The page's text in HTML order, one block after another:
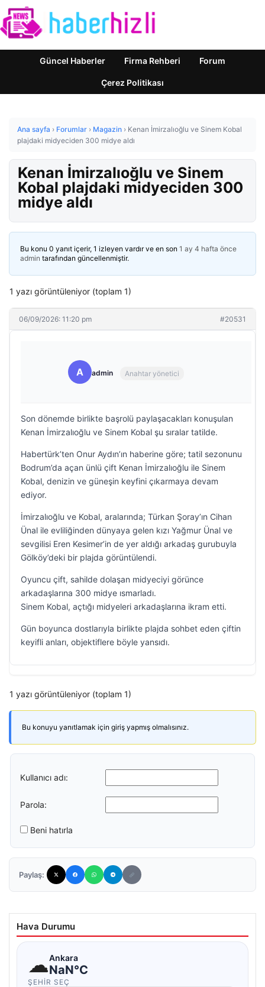
Güncel Haberler Firma Rehberi Forum
Çerez Politikası
Ana sayfa › Forumlar › Magazin › Kenan İmirzalıoğlu ve Sinem Kobal
plajdaki midyeciden 300 midye aldı
Kenan İmirzalıoğlu ve Sinem
Kobal plajdaki midyeciden 300
midye aldı
Bu konu 0 yanıt içerir, 1 izleyen vardır ve en son 1 ay 4 hafta önce
admin tarafından güncellenmiştir.
1 yazı görüntüleniyor (toplam 1)
06/09/2026: 11:20 pm #20531
A admin Anahtar yönetici
Son dönemde birlikte başrolü paylaşacakları konuşulan
Kenan İmirzalıoğlu ve Sinem Kobal şu sıralar tatilde.
Habertürk’ten Onur Aydın’ın haberine göre; tatil sezonunu
Bodrum’da açan ünlü çift Kenan İmirzalıoğlu ile Sinem
Kobal, denizin ve güneşin keyfini çıkarmaya devam
ediyor.
İmirzalıoğlu ve Kobal, aralarında; Türkan Şoray’ın Cihan
Ünal ile evliliğinden dünyaya gelen kızı Yağmur Ünal ve
sevgilisi Eren Kesimer’in de yer aldığı arkadaş gurubuyla
Gölköy’deki bir plajda görüntülendi.
Oyuncu çift, sahilde dolaşan midyeciyi görünce
arkadaşlarına 300 midye ısmarladı.
Sinem Kobal, açtığı midyeleri arkadaşlarına ikram etti.
Gün boyunca dostlarıyla birlikte plajda sohbet eden çiftin
keyifli anları, objektiflere böyle yansıdı.
1 yazı görüntüleniyor (toplam 1)
Bu konuyu yanıtlamak için giriş yapmış olmalısınız.
Kullanıcı adı:
Parola:
Beni hatırla
Paylaş:
Hava Durumu
☁Ankara
NaN°C
ŞEHIR SEÇ